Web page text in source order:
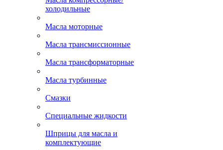
Масла гидравлические
Масла индустриальные
Масла компрессорные/
Смазки